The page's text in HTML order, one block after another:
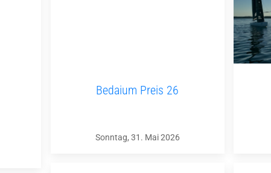
Bedaium Preis 26
Sonntag, 31. Mai 2026